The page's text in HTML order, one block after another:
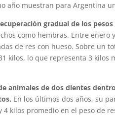
año muestran para Argentina
gradual de los
como hembras. Entre enero
de res con hueso. Sobre un
kilos, lo que representa 3 kilos
animales de dos dientes
En los últimos dos años, su
kilos promedio en el peso de